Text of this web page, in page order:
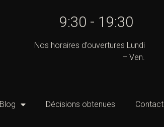
9:30 - 19:30
Nos horaires d’ouvertures Lundi
– Ven.
Blog Décisions obtenues Contact